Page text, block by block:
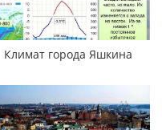
Климат города Яшкина